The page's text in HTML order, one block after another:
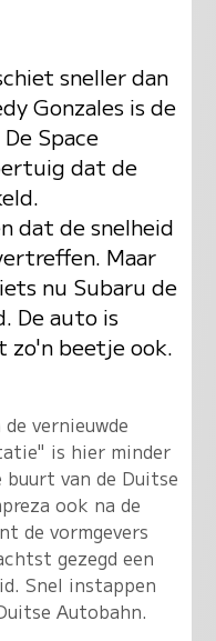
sneller dan
Gonzales is de
Space
dat de
dat de snelheid
Maar
nu Subaru de
De auto is
zo'n beetje ook.
vernieuwde
is hier minder
van de Duitse
ook na de
de vormgevers
gezegd een
Snel instappen
Autobahn.